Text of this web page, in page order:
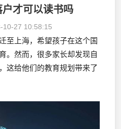
才可以读书吗
10-27 10:58:15
至上海，希望孩子在这个国
。然而，很多家长却发现自
这给他们的教育规划带来了